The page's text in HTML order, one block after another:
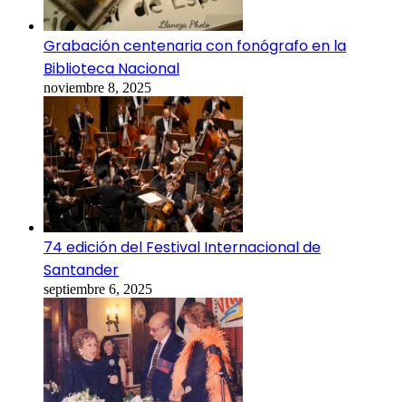
Grabación centenaria con fonógrafo en la
Biblioteca Nacional
noviembre 8, 2025
74 edición del Festival Internacional de
Santander
septiembre 6, 2025